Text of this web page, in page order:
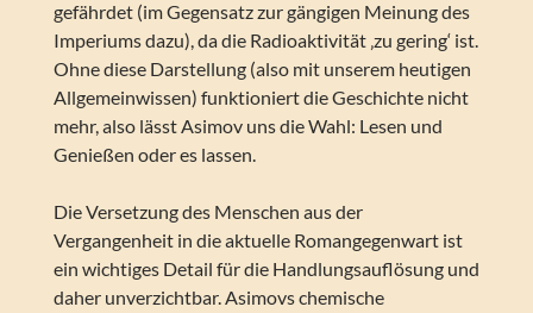
gefährdet (im Gegensatz zur gängigen Meinung des
Imperiums dazu), da die Radioaktivität ‚zu gering‘ ist.
Ohne diese Darstellung (also mit unserem heutigen
Allgemeinwissen) funktioniert die Geschichte nicht
mehr, also lässt Asimov uns die Wahl: Lesen und
Genießen oder es lassen.
Die Versetzung des Menschen aus der
Vergangenheit in die aktuelle Romangegenwart ist
ein wichtiges Detail für die Handlungsauflösung und
daher unverzichtbar. Asimovs chemische